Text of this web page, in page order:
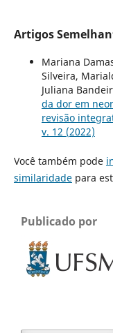
Artigos
Mariana
Silveira,
Juliana
da dor em
revisão
v. 12 (2022)
Você também pode
similaridadepara
Publicado por